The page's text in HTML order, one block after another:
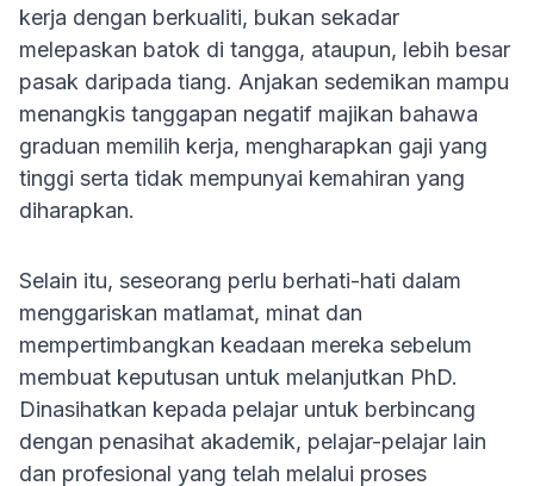
kerja dengan berkualiti, bukan sekadar
melepaskan batok di tangga, ataupun, lebih besar
pasak daripada tiang. Anjakan sedemikan mampu
menangkis tanggapan negatif majikan bahawa
graduan memilih kerja, mengharapkan gaji yang
tinggi serta tidak mempunyai kemahiran yang
diharapkan.
Selain itu, seseorang perlu berhati-hati dalam
menggariskan matlamat, minat dan
mempertimbangkan keadaan mereka sebelum
membuat keputusan untuk melanjutkan PhD.
Dinasihatkan kepada pelajar untuk berbincang
dengan penasihat akademik, pelajar-pelajar lain
dan profesional yang telah melalui proses